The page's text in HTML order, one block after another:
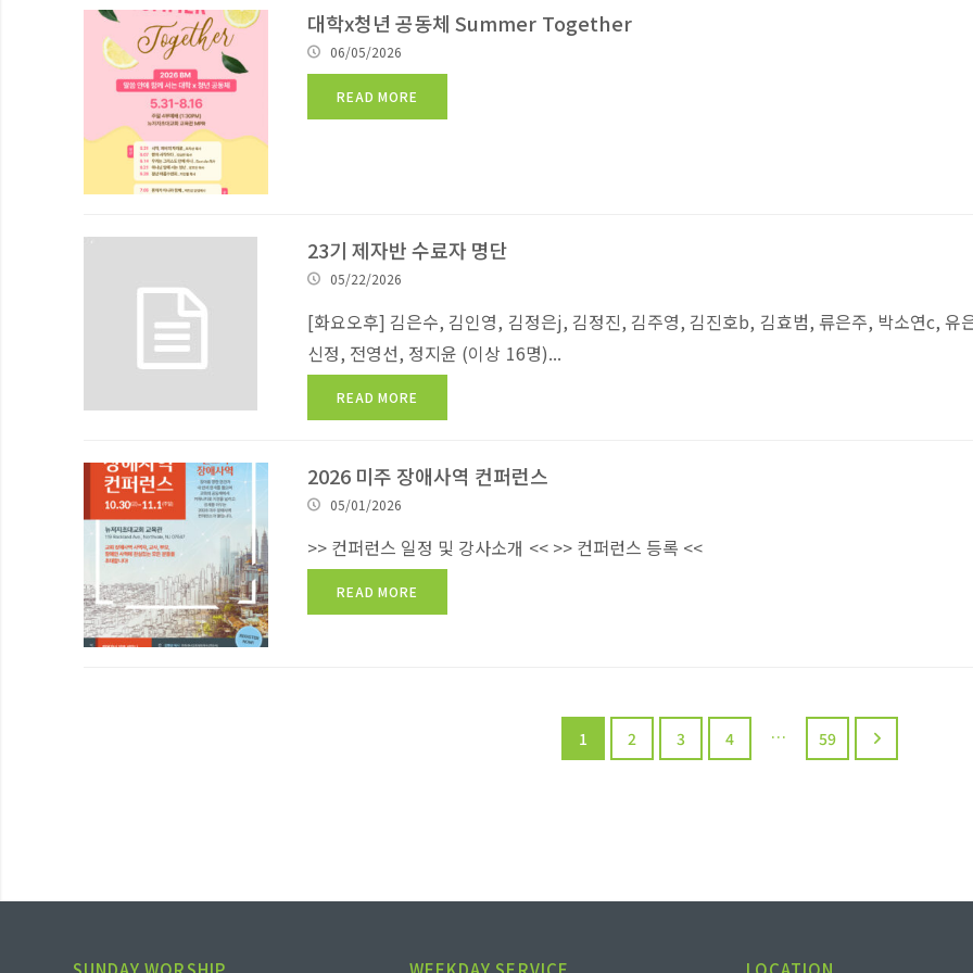
대학x청년 공동체 Summer Together
06/05/2026
READ MORE
23기 제자반 수료자 명단
05/22/2026
[화요오후] 김은수, 김인영, 김정은j, 김정진, 김주영, 김진호b, 김효범, 류은주, 박소연c, 유
신정, 전영선, 정지윤 (이상 16명)...
READ MORE
2026 미주 장애사역 컨퍼런스
05/01/2026
>> 컨퍼런스 일정 및 강사소개 << >> 컨퍼런스 등록 <<
READ MORE
1 2 3 4 … 59